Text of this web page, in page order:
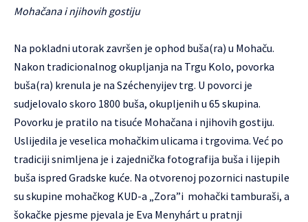
Mohačana i njihovih gostiju
Na pokladni utorak završen je ophod buša(ra) u Mohaču.
Nakon tradicionalnog okupljanja na Trgu Kolo, povorka
buša(ra) krenula je na Széchenyijev trg. U povorci je
sudjelovalo skoro 1800 buša, okupljenih u 65 skupina.
Povorku je pratilo na tisuće Mohačana i njihovih gostiju.
Uslijedila je veselica mohačkim ulicama i trgovima. Već po
tradiciji snimljena je i zajednička fotografija buša i lijepih
buša ispred Gradske kuće. Na otvorenoj pozornici nastupile
su skupine mohačkog KUD-a „Zora”i mohački tamburaši, a
šokačke pjesme pjevala je Eva Menyhárt u pratnji